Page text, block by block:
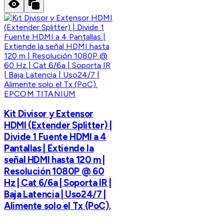
EPCOM TITANIUM
Kit Divisor y Extensor
HDMI (Extender Splitter) |
Divide 1 Fuente HDMI a 4
Pantallas | Extiende la
señal HDMI hasta 120 m |
Resolución 1080P @ 60
Hz | Cat 6/6a | Soporta IR |
Baja Latencia | Uso24/7 |
Alimente solo el Tx (PoC).